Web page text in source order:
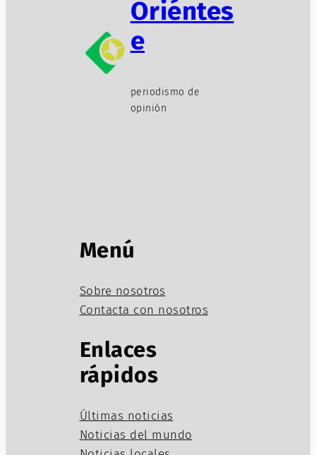
Oriéntes
e
periodismo de
opinión
Menú
Sobre nosotros
Contacta con nosotros
Enlaces
rápidos
Últimas noticias
Noticias del mundo